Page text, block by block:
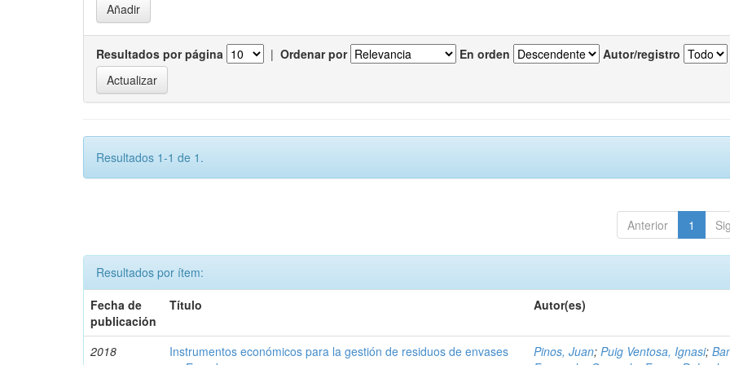
Resultados por página | Ordenar por En orden Autor/registro
Resultados 1-1 de 1.
Anterior 1
Resultados por ítem:
Fecha de
publicación
Título Autor(es)
2018
Instrumentos económicos para la gestión de residuos de envases
Pinos, Juan;Puig Ventosa, Ignasi;